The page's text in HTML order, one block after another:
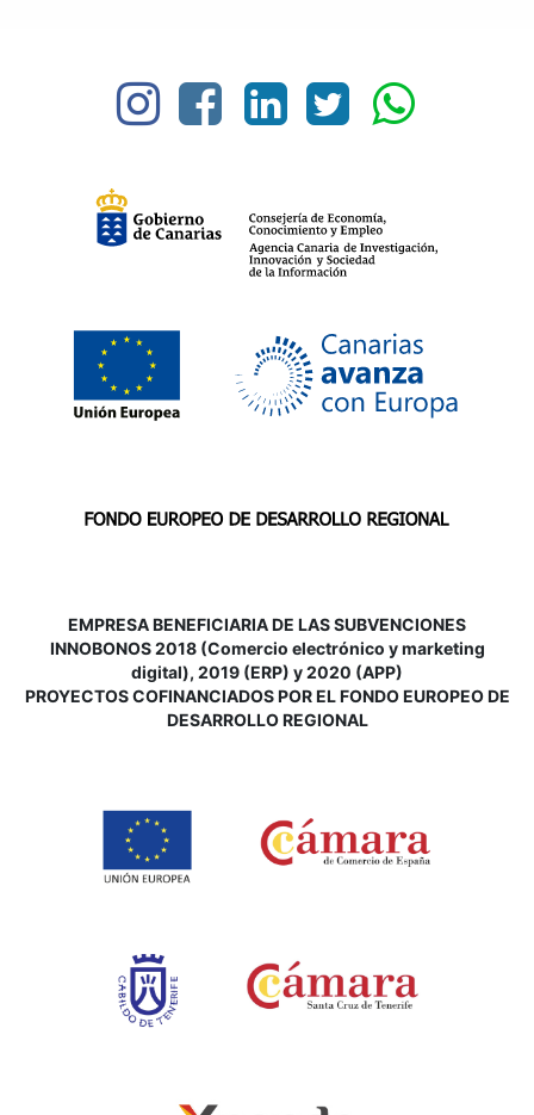
EMPRESA BENEFICIARIA DE LAS SUBVENCIONES
INNOBONOS 2018 (Comercio electrónico y marketing
digital), 2019 (ERP) y 2020 (APP)
PROYECTOS COFINANCIADOS POR EL FONDO EUROPEO DE
DESARROLLO REGIONAL